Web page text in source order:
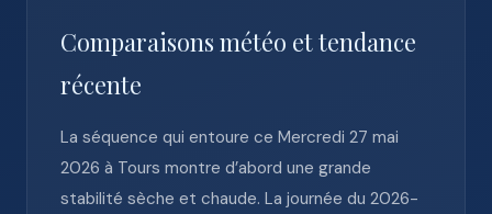
Comparaisons météo et tendance
récente
La séquence qui entoure ce Mercredi 27 mai
2026 à Tours montre d’abord une grande
stabilité sèche et chaude. La journée du 2026-